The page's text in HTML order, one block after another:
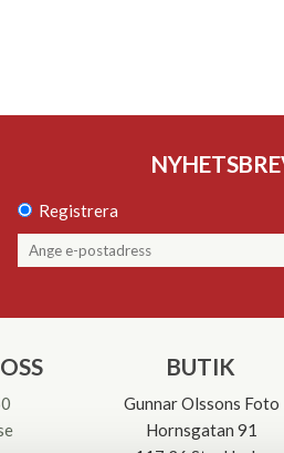
Registrera
BUTIK
Gunnar Olssons Foto
Hornsgatan 91